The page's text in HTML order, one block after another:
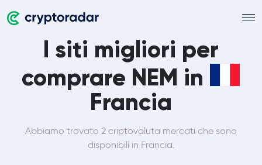
I siti migliori per
comprare NEM in
Francia
Abbiamo trovato 2 criptovaluta mercati che sono
disponibili in Francia.